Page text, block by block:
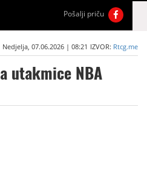
Pošalji priču
Nedjelja, 07.06.2026 | 08:21 IZVOR: Rtcg.me
utakmice NBA